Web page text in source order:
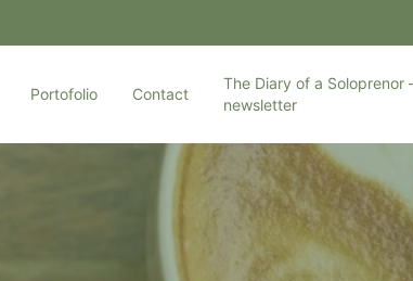
Portofolio Contact
The Diary of a Soloprenor
newsletter